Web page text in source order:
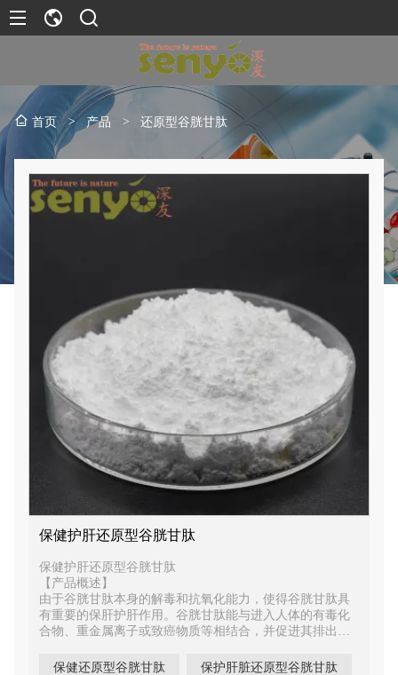
首页 > 产品 > 还原型谷胱甘肽
保健护肝还原型谷胱甘肽
保健护肝还原型谷胱甘肽
【产品概述】
由于谷胱甘肽本身的解毒和抗氧化能力，使得谷胱甘肽具
有重要的保肝护肝作用。谷胱甘肽能与进入人体的有毒化
合物、重金属离子或致癌物质等相结合，并促进其排出体
所产生的脂肪肝。
保健还原型谷胱甘肽 保护肝脏还原型谷胱甘肽